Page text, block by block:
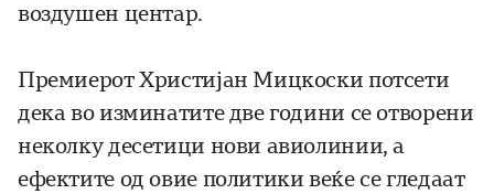
воздушен центар.
Премиерот Христијан Мицкоски потсети
дека во изминатите две години се отворени
неколку десетици нови авиолинии, а
ефектите од овие политики веќе се гледаат